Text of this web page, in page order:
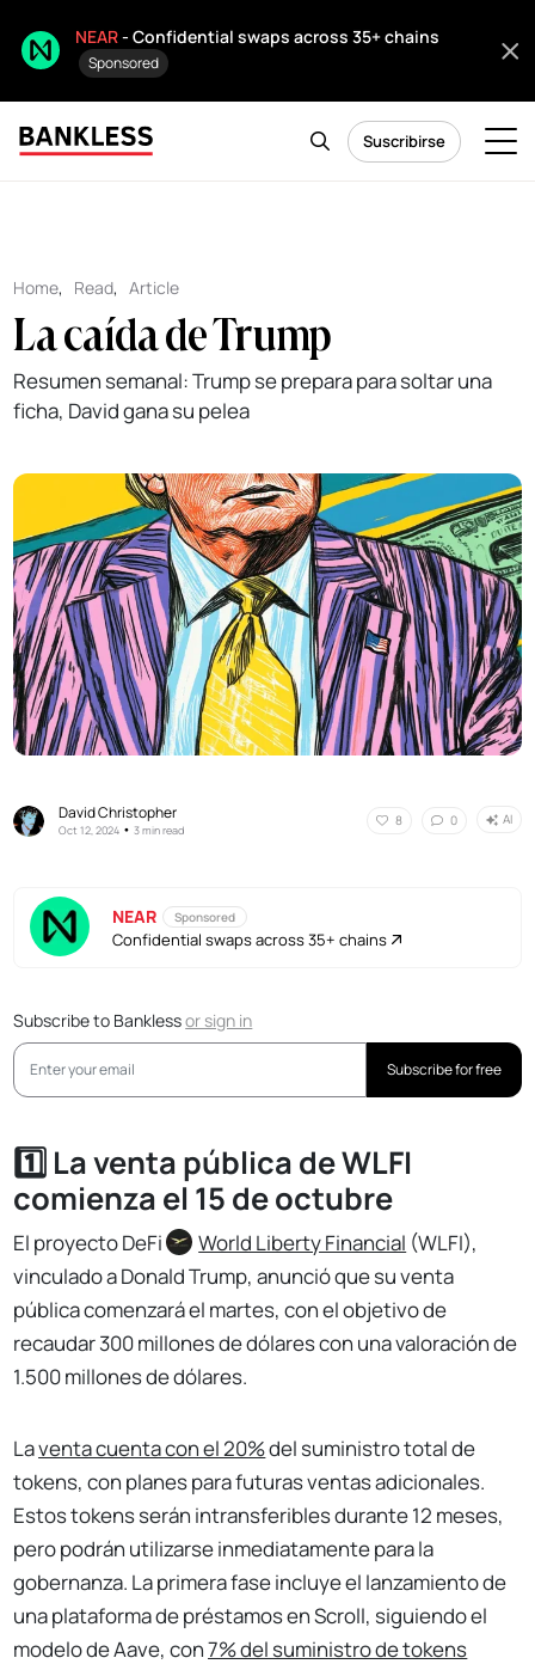
NEAR- Confidential swaps across 35+ chains
Sponsored
Suscribirse
Home, Read,Article
La caída de Trump
Resumen semanal: Trump se prepara para soltar una
ficha, David gana su pelea
David Christopher
Oct 12, 2024 •3 min read
8 0 AI
NEAR Sponsored
Confidential swaps across 35+ chains
Subscribe to Banklessorsign in
Subscribe for free
1️⃣ La venta pública de WLFI
comienza el 15 de octubre
El proyecto DeFi World Liberty Financial (WLFI),
vinculado a Donald Trump, anunció que su venta
pública comenzará el martes, con el objetivo de
recaudar 300 millones de dólares con una valoración de
1.500 millones de dólares.
Laventa cuenta con el 20%del suministro total de
tokens, con planes para futuras ventas adicionales.
Estos tokens serán intransferibles durante 12 meses,
pero podrán utilizarse inmediatamente para la
gobernanza. La primera fase incluye el lanzamiento de
una plataforma de préstamos en Scroll, siguiendo el
modelo de Aave, con7% del suministro de tokens